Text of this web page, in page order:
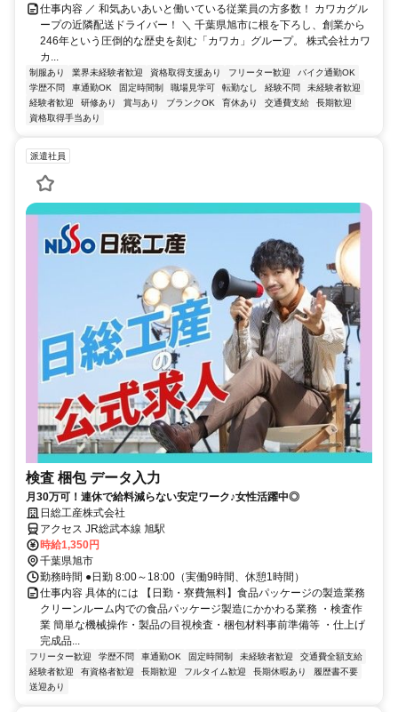
仕事内容 ／ 和気あいあいと働いている従業員の方多数！ カワカグル
ープの近隣配送ドライバー！ ＼ 千葉県旭市に根を下ろし、創業から
246年という圧倒的な歴史を刻む「カワカ」グループ。 株式会社カワ
カ...
制服あり 業界未経験者歓迎 資格取得支援あり フリーター歓迎
バイク通勤OK
学歴不問
車通勤OK 固定時間制 職場見学可 転勤なし 経験不問
未経験者歓迎
経験者歓迎
研修あり 賞与あり ブランクOK 育休あり 交通費支給
長期歓迎
資格取得手当あり
派遣社員
検査 梱包 データ入力
月30万可！連休で給料減らない安定ワーク♪女性活躍中◎
日総工産株式会社
アクセス JR総武本線 旭駅
時給1,350円
千葉県旭市
勤務時間 ●日勤 8:00～18:00（実働9時間、休憩1時間）
仕事内容 具体的には 【日勤・寮費無料】食品パッケージの製造業務
クリーンルーム内での食品パッケージ製造にかかわる業務 ・検査作
業 簡単な機械操作・製品の目視検査・梱包材料事前準備等 ・仕上げ
完成品...
フリーター歓迎 学歴不問 車通勤OK 固定時間制 未経験者歓迎
交通費全額支給
経験者歓迎
有資格者歓迎 長期歓迎 フルタイム歓迎 長期休暇あり
履歴書不要
送迎あり